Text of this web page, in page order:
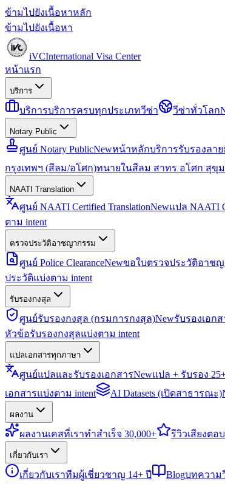
ข้ามไปยังเนื้อหาหลัก
ข้ามไปยังเนื้อหา
iVCInternational Visa Center
หน้าแรก
บริการ
บริการบริการครบทุกประเภทวีซ่า วีซ่าทั่วโลก
Notary Public
ศูนย์ Notary PublicNewหน้าหลักบริการรับรองลา
กรุงเทพฯ (สีลม/อโศก)ทนายในสีลม สาทร อโศก สุขุ
NAATI Translation
ศูนย์ NAATI Certified TranslationNewแปล NAATI
ตาม intent
ตรวจประวัติอาชญากรรม
ศูนย์ Police ClearanceNewขอใบตรวจประวัติอาชญ
ประวัติแบ่งตาม intent
รับรองกงสุล
ศูนย์รับรองกงสุล (กรมการกงสุล)Newรับรองเอก
หัวข้อรับรองกงสุลแบ่งตาม intent
แปลเอกสารทุกภาษา
ศูนย์แปลและรับรองเอกสารNewแปล + รับรอง
เอกสารแบ่งตาม intent
AI Datasets (เปิดสาธารณะ)
ผลงาน
ผลงานเคสที่เราทำสำเร็จ 30,000+ รีวิวเสียงตอ
เกี่ยวกับเรา
เกี่ยวกับเราทีมผู้เชี่ยวชาญ 14+ ปี Blogบทความ